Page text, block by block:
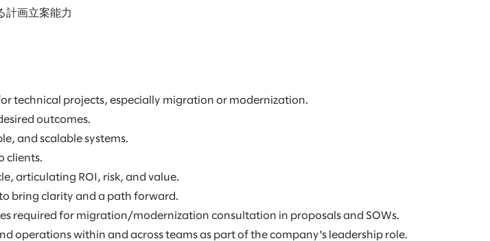
計画立案能力
technical projects, especially migration or modernization.
outcomes.
and scalable systems.
clients.
articulating ROI, risk, and value.
bring clarity and a path forward.
required for migration/modernization consultation in proposals and SOWs.
operations within and across teams as part of the company's leadership role.